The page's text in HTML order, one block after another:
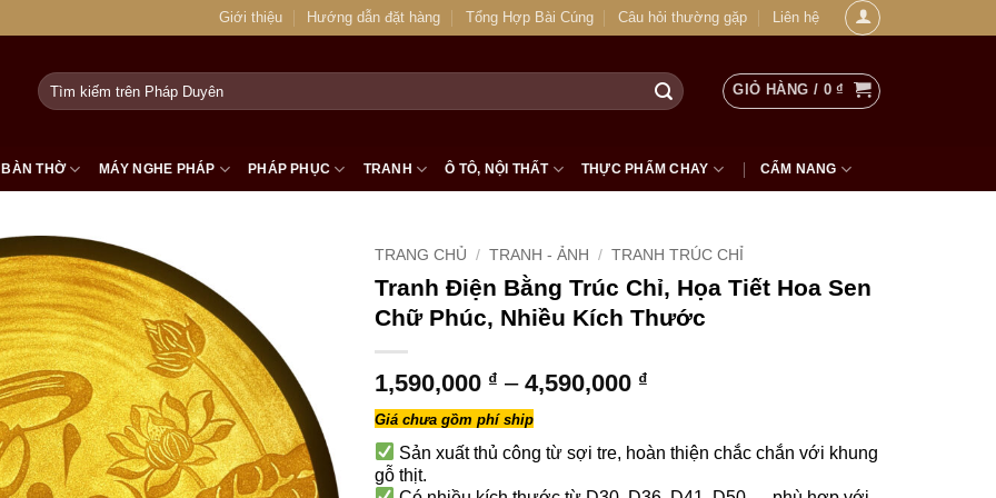
Giới thiệu Hướng dẫn đặt hàng Tổng Hợp Bài Cúng Câu hỏi thường gặp Liên hệ
Tìm
kiếm:
GIỎ HÀNG / 0₫
BÀN THỜ MÁY NGHE PHÁP PHÁP PHỤC TRANH Ô TÔ, NỘI THẤT THỰC PHẨM CHAY CẨM NANG
TRANG CHỦ / TRANH - ẢNH / TRANH TRÚC CHỈ
Tranh Điện Bằng Trúc Chỉ, Họa Tiết Hoa Sen
Chữ Phúc, Nhiều Kích Thước
1,590,000 ₫ – 4,590,000 ₫Khoảng
1,590,000 ₫
Giá chưa gồm phí ship
Sản xuất thủ công từ sợi tre, hoàn thiện chắc chắn với khung
gỗ thịt.